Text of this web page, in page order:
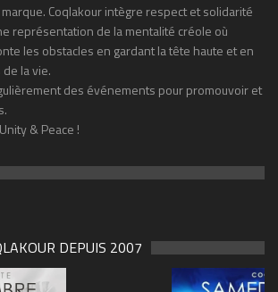
Coqlakour intègre respect et solidarité
représentation de la mentalité créole où
les obstacles en gardant la tête haute et en
la vie.
des événements pour promouvoir et
& Peace !
DEPUIS 2007